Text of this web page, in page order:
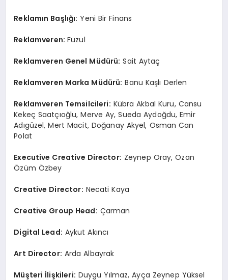
Reklamın Başlığı: Yeni Bir Finans
Reklamveren: Fuzul
Reklamveren Genel Müdürü: Sait Aytaç
Reklamveren Marka Müdürü: Banu Kaşlı Derlen
Reklamveren Temsilcileri: Kübra Akbal Kuru, Cansu
Kekeç Saatçıoğlu, Merve Ay, Sueda Aydoğdu, Emir
Adıgüzel, Mert Macit, Doğanay Akyel, Osman Can
Polat
Executive Creative Director: Zeynep Oray, Ozan
Özüm Özbey
Creative Director: Necati Kaya
Creative Group Head: Çarman
Digital Lead: Aykut Akıncı
Art Director: Arda Albayrak
Müşteri İlişkileri: Duygu Yılmaz, Ayça Zeynep Yüksel